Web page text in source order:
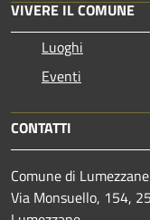
VIVERE IL COMUNE
Luoghi
Eventi
CONTATTI
Comune di Lumezzane
Via Monsuello, 154,